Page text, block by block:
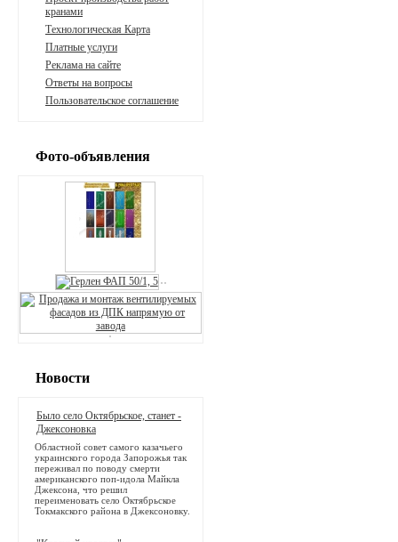
кранами
Технологическая Карта
Платные услуги
Реклама на сайте
Ответы на вопросы
Пользовательское соглашение
Фото-объявления
Новости
Было село Октябрьское, станет -
Джексоновка
Областной совет самого казачьего
украинского города Запорожья так
переживал по поводу смерти
американского поп-идола Майкла
Джексона, что решил
переименовать село Октябрьское
Токмакского района в Джексоновку.